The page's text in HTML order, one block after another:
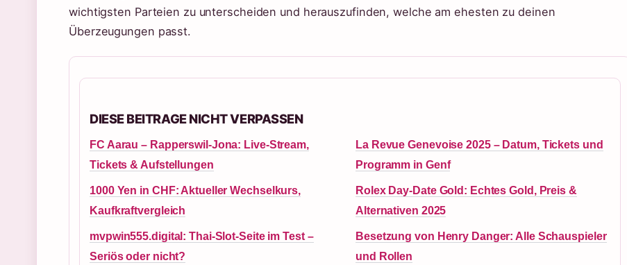
wichtigsten Parteien zu unterscheiden und herauszufinden, welche am ehesten zu deinen
Überzeugungen passt.
DIESE BEITRAGE NICHT VERPASSEN
FC Aarau – Rapperswil-Jona: Live-Stream,
Tickets & Aufstellungen
La Revue Genevoise 2025 – Datum, Tickets und
Programm in Genf
1000 Yen in CHF: Aktueller Wechselkurs,
Kaufkraftvergleich
Rolex Day-Date Gold: Echtes Gold, Preis &
Alternativen 2025
mvpwin555.digital: Thai-Slot-Seite im Test –
Seriös oder nicht?
Besetzung von Henry Danger: Alle Schauspieler
und Rollen